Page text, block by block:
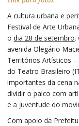
A cultura urbana e
Festival de Arte
o dia 28 de setembro.
avenida Olegário
Territórios Artísticos
do Teatro Brasileiro
importantes da cena
dividir o palco com
e a juventude do
Com apoio da